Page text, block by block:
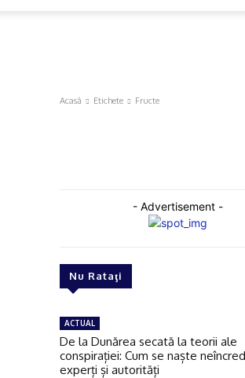
Acasă Etichete Fructe
- Advertisement -
Nu Rataţi
ACTUAL
De la Dunărea secată la teorii ale
conspirației: Cum se naște
experți și autorități